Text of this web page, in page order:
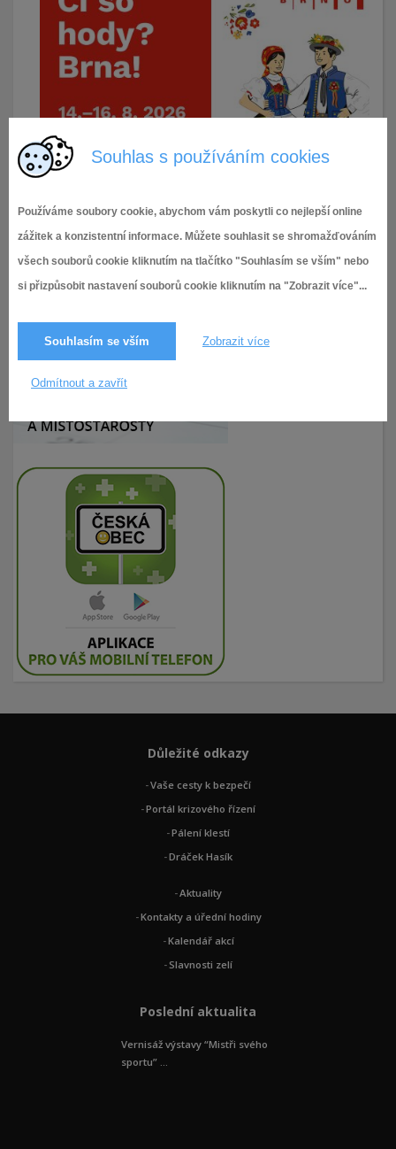
Souhlas s používáním cookies
Používáme soubory cookie, abychom vám poskytli co nejlepší online
zážitek a konzistentní informace. Můžete souhlasit se shromažďováním
všech souborů cookie kliknutím na tlačítko "Souhlasím se vším" nebo
si přizpůsobit nastavení souborů cookie kliknutím na "Zobrazit více"...
Souhlasím se vším Zobrazit více
Odmítnout a zavřít
5× zobrazeno
17.6.2026
Důležité odkazy
Vaše cesty k bezpečí
Portál krizového řízení
Pálení klestí
Dráček Hasík
Aktuality
Kontakty a úřední hodiny
Kalendář akcí
Slavnosti zelí
Poslední aktualita
Vernisáž výstavy “Mistři svého
sportu” ...